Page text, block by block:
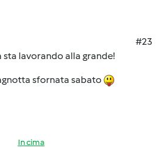
#23
sta lavorando alla grande!
sfornata sabato
In cima